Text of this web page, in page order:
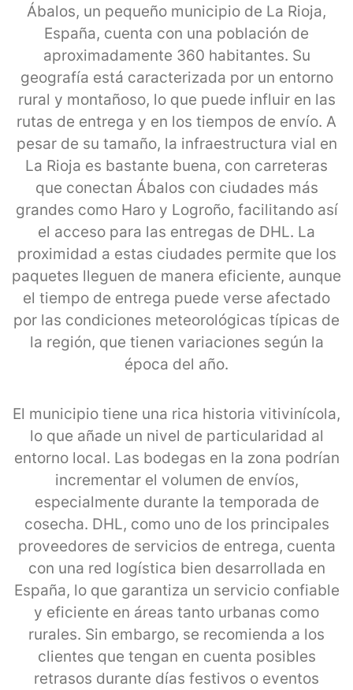
Ábalos, un pequeño municipio de La Rioja,
España, cuenta con una población de
aproximadamente 360 habitantes. Su
geografía está caracterizada por un entorno
rural y montañoso, lo que puede influir en las
rutas de entrega y en los tiempos de envío. A
pesar de su tamaño, la infraestructura vial en
La Rioja es bastante buena, con carreteras
que conectan Ábalos con ciudades más
grandes como Haro y Logroño, facilitando así
el acceso para las entregas de DHL. La
proximidad a estas ciudades permite que los
paquetes lleguen de manera eficiente, aunque
el tiempo de entrega puede verse afectado
por las condiciones meteorológicas típicas de
la región, que tienen variaciones según la
época del año.
El municipio tiene una rica historia vitivinícola,
lo que añade un nivel de particularidad al
entorno local. Las bodegas en la zona podrían
incrementar el volumen de envíos,
especialmente durante la temporada de
cosecha. DHL, como uno de los principales
proveedores de servicios de entrega, cuenta
con una red logística bien desarrollada en
España, lo que garantiza un servicio confiable
y eficiente en áreas tanto urbanas como
rurales. Sin embargo, se recomienda a los
clientes que tengan en cuenta posibles
retrasos durante días festivos o eventos